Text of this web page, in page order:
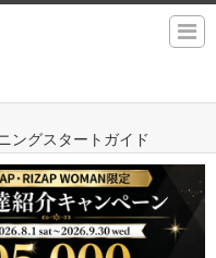
ングスタートガイド